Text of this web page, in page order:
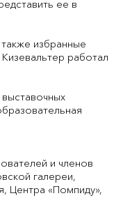
ее в
избранные
работал
и членов
галереи,
Центра «Помпиду»,